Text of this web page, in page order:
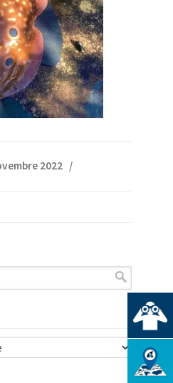
2022 /